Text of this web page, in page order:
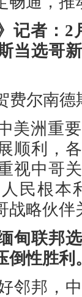
记者：
当选哥
费尔南
美洲重
顺利，
视中哥
民根本
战略伙伴
甸联邦
倒性胜
邻邦，